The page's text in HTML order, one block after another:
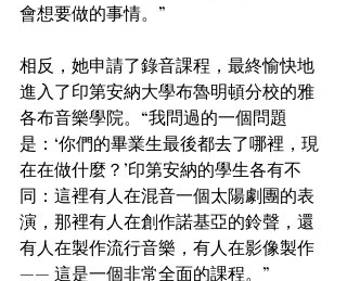
會想要做的事情。”
相反，她申請了錄音課程，最終愉快地
進入了印第安納大學布魯明頓分校的雅
各布音樂學院。“我問過的一個問題
是：‘你們的畢業生最後都去了哪裡，現
在在做什麼？’印第安納的學生各有不
同：這裡有人在混音一個太陽劇團的表
演，那裡有人在創作諾基亞的鈴聲，還
有人在製作流行音樂，有人在影像製作
—— 這是一個非常全面的課程。”